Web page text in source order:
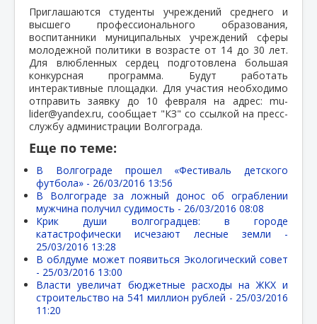
Приглашаются студенты учреждений среднего и
высшего профессионального образования,
воспитанники муниципальных учреждений сферы
молодежной политики в возрасте от 14 до 30 лет.
Для влюбленных сердец подготовлена большая
конкурсная программа. Будут работать
интерактивные площадки. Для участия необходимо
отправить заявку до 10 февраля на адрес: mu-
lider@yandex.ru, сообщает "КЗ" со ссылкой на пресс-
службу администрации Волгограда.
Еще по теме:
В Волгограде прошел «Фестиваль детского
футбола» - 26/03/2016 13:56
В Волгограде за ложный донос об ограблении
мужчина получил судимость - 26/03/2016 08:08
Крик души волгоградцев: в городе
катастрофически исчезают лесные земли -
25/03/2016 13:28
В облдуме может появиться Экологический совет
- 25/03/2016 13:00
Власти увеличат бюджетные расходы на ЖКХ и
строительство на 541 миллион рублей - 25/03/2016
11:20